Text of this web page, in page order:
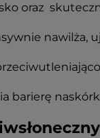
oraz
nawilża,
barierę